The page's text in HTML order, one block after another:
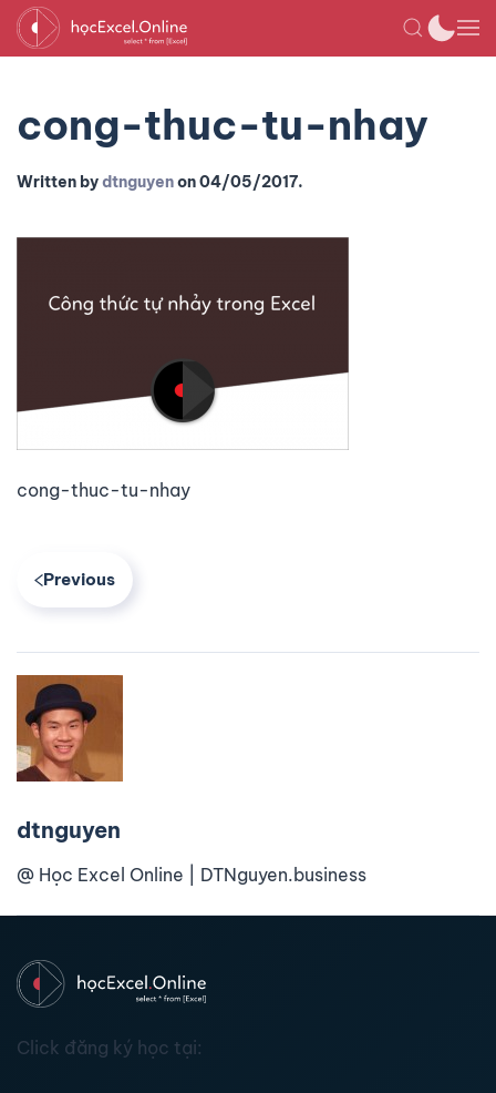
cong-thuc-tu-nhay
Written bydtnguyenon04/05/2017.
cong-thuc-tu-nhay
Previous
dtnguyen
@ Học Excel Online | DTNguyen.business
Click đăng ký học tại: